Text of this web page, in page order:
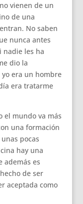
vienen de un
de una
No saben
nunca antes
nadie les ha
dio la
era un hombre
era tratarme
el mundo va más
una formación
pocas
hay una
además es
de ser
aceptada como